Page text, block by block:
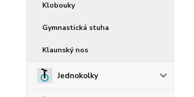
Klobouky
Gymnastická stuha
Klaunský nos
Jednokolky